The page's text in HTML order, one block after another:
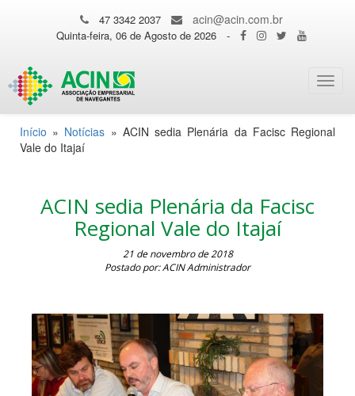
47 3342 2037 acin@acin.com.br
Quinta-feira, 06 de Agosto de 2026 -
Início » Notícias » ACIN sedia Plenária da Facisc Regional
Vale do Itajaí
ACIN sedia Plenária da Facisc
Regional Vale do Itajaí
21 de novembro de 2018
Postado por: ACIN Administrador